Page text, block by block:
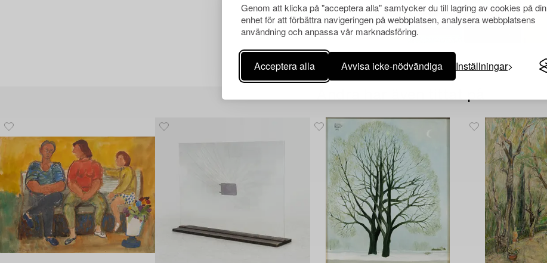
Genom att klicka på "acceptera alla" samtycker du till lagring av cookies på din
enhet för att förbättra navigeringen på webbplatsen, analysera webbplatsens
användning och anpassa vår marknadsföring.
Acceptera alla Avvisa icke-nödvändiga Inställningar